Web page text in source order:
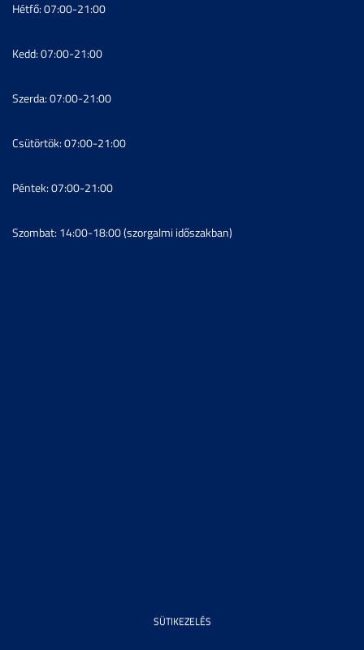
Hétfő: 07:00-21:00
Kedd: 07:00-21:00
Szerda: 07:00-21:00
Csütörtök: 07:00-21:00
Péntek: 07:00-21:00
Szombat: 14:00-18:00 (szorgalmi időszakban)
SÜTIKEZELÉS